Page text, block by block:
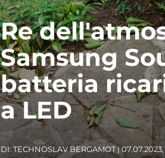
Re
Samsung
batteria
a LED
DI: TECHNOSLAV BERGAMOT| 07.07.2023,